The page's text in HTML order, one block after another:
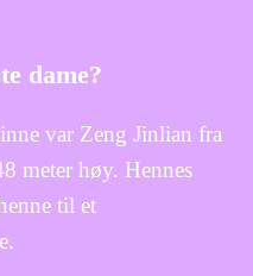
dame?
var Zeng Jinlian fra
meter høy. Hennes
til et